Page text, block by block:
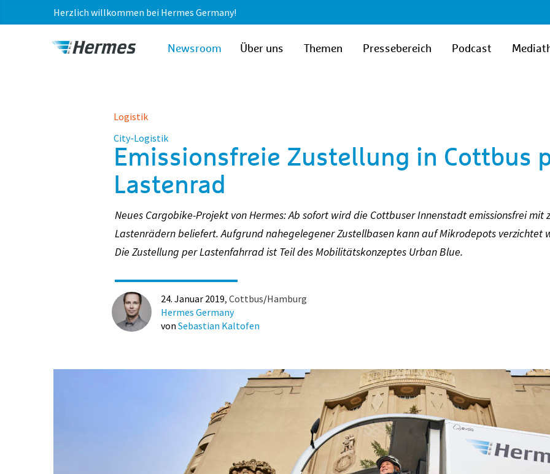
Herzlich willkommen bei Hermes Germany!
Newsroom HermesÜber uns Themen Pressebereich Podcast
Logistik
City-Logistik
Emissionsfreie Zustellung in Cottbus
Lastenrad
Neues Cargobike-Projekt von Hermes: Ab sofort wird die Cottbuser Innenstadt emissionsfrei mit
Lastenrädern beliefert. Aufgrund nahegelegener Zustellbasen kann auf Mikrodepots verzichtet
Die Zustellung per Lastenfahrrad ist Teil des Mobilitätskonzeptes Urban Blue.
24. Januar 2019 Cottbus/Hamburg
Hermes Germany
von Sebastian Kaltofen